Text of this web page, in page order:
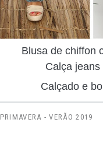
Blusa de chiffon
Calça
Calçado e
PRIMAVERA - VERÃO 2019